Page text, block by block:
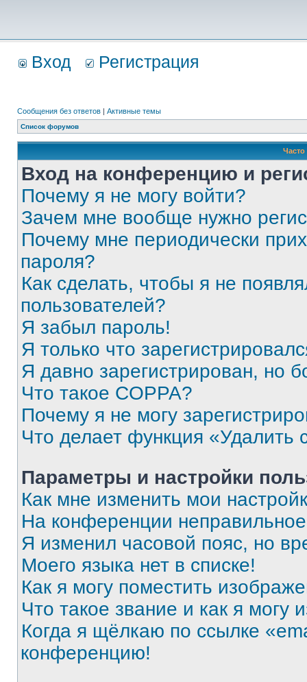
Вход Регистрация
Сообщения без ответов | Активные темы
Список форумов
Вход на конференцию и
Почему я не могу войти?
Зачем мне вообще нужно
Почему мне периодически
пароля?
Как сделать, чтобы я не
пользователей?
Я забыл пароль!
Я только что
Я давно зарегистрирован, но
Что такое COPPA?
Почему я не могу
Что делает функция «Удалить
Параметры и настройки
Как мне изменить мои
На конференции
Я изменил часовой пояс, но
Моего языка нет в списке!
Как я могу поместить
Что такое звание и как я могу
Когда я щёлкаю по ссылке
конференцию!